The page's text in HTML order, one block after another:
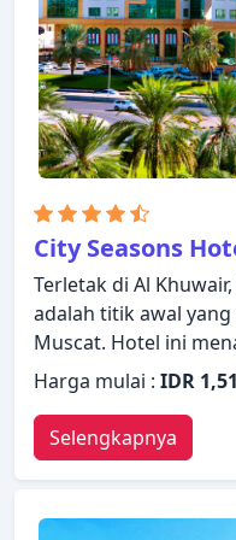
pun alasan Anda
Barr Al Jissah Resort
langsung merasa
City Seasons
Terletak di Al
adalah titik awal
Muscat. Hotel ini
untuk memastikan
pengalaman yang
jam, WiFi gratis di
kebersihan harian,
kebutuhan khusus,
beberapa dari
Harga mulai : IDR
Selengkapnya